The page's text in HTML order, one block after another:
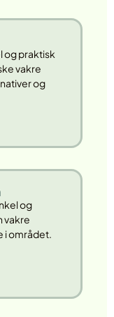
og praktisk
vakre
og
og
vakre
i området.